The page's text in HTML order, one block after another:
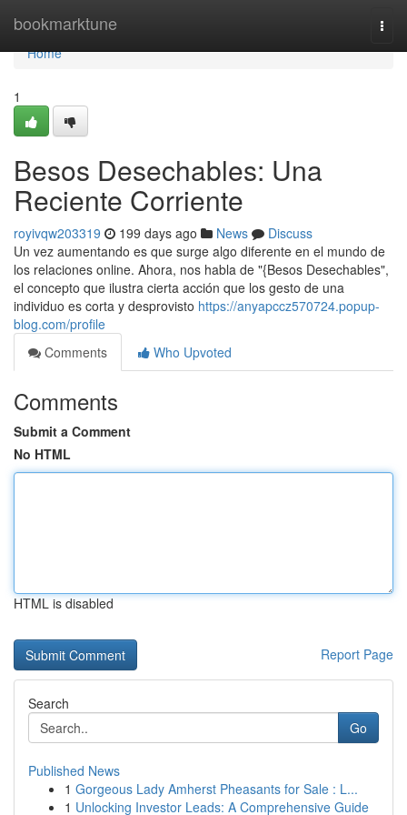
bookmarktune
Home
Home
1
Besos Desechables: Una
Reciente Corriente
royivqw203319 199 days ago News
Discuss
Un vez aumentando es que surge algo diferente en el mundo de
los relaciones online. Ahora, nos habla de "{Besos Desechables",
el concepto que ilustra cierta acción que los gesto de una
individuo es corta y desprovisto https://anyapccz570724.popup-
blog.com/profile
Comments
Who Upvoted
Comments
Submit a Comment
No HTML
HTML is disabled
Report Page
Search
Go
Published News
1 Gorgeous Lady Amherst Pheasants for Sale : L...
1 Unlocking Investor Leads: A Comprehensive Guide